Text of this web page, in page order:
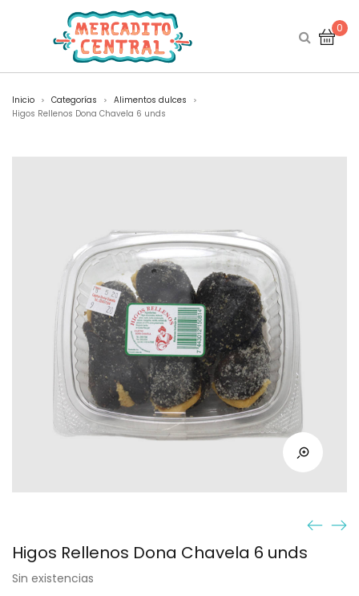
0
Inicio > Categorías > Alimentos dulces >
Higos Rellenos Dona Chavela 6 unds
Higos Rellenos Dona Chavela 6 unds
Sin existencias